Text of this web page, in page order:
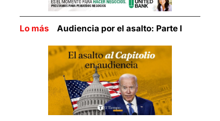
Lo más Audiencia por el asalto: Parte I